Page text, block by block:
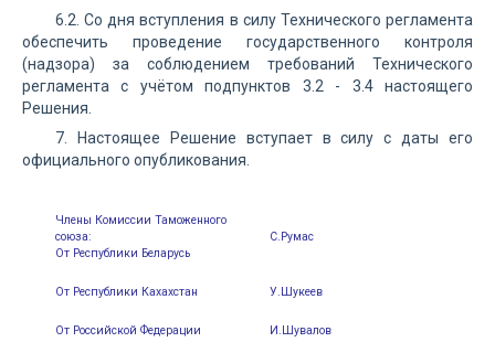
6.2. Со дня вступления в силу Технического регламента
обеспечить проведение государственного контроля
(надзора) за соблюдением требований Технического
регламента с учётом подпунктов 3.2 - 3.4 настоящего
Решения.
7. Настоящее Решение вступает в силу с даты его
официального опубликования.
Члены Комиссии Таможенного
союза:
От Республики Беларусь
С.Румас
От Республики Кахахстан У.Шукеев
От Российской Федерации И.Шувалов